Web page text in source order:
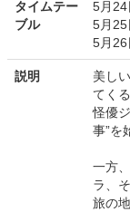
タイムテー
ブル
5月
5月
5月
説明
美し
てく
怪優
事”を
一方
ラ、
旅の